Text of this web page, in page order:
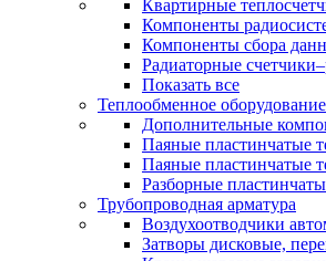
Квартирные
Компоненты
Компоненты сбора
Радиаторные
Показать все
Теплообменное оборудование
Дополнительные
Паяные пластинчатые
Паяные пластинчатые
Разборные
Трубопроводная арматура
Воздухоотводчики
Затворы дисковые,